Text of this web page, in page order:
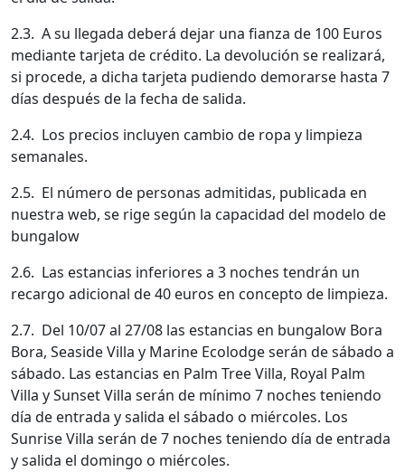
2.3. A su llegada deberá dejar una fianza de 100 Euros
mediante tarjeta de crédito. La devolución se realizará,
si procede, a dicha tarjeta pudiendo demorarse hasta 7
días después de la fecha de salida.
2.4. Los precios incluyen cambio de ropa y limpieza
semanales.
2.5. El número de personas admitidas, publicada en
nuestra web, se rige según la capacidad del modelo de
bungalow
2.6. Las estancias inferiores a 3 noches tendrán un
recargo adicional de 40 euros en concepto de limpieza.
2.7. Del 10/07 al 27/08 las estancias en bungalow Bora
Bora, Seaside Villa y Marine Ecolodge serán de sábado a
sábado. Las estancias en Palm Tree Villa, Royal Palm
Villa y Sunset Villa serán de mínimo 7 noches teniendo
día de entrada y salida el sábado o miércoles. Los
Sunrise Villa serán de 7 noches teniendo día de entrada
y salida el domingo o miércoles.